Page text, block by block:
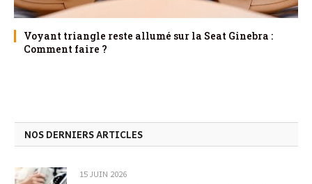
Voyant triangle reste allumé sur la Seat Ginebra :
Comment faire ?
NOS DERNIERS ARTICLES
15 JUIN 2026